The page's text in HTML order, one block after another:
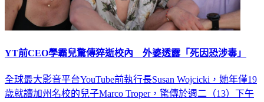
YT前CEO學霸兒驚傳猝逝校內 外婆透露「死因恐涉毒」
全球最大影音平台YouTube前執行長Susan Wojcicki，她年僅19
歲就讀加州名校的兒子Marco Troper，驚傳於週二（13）下午